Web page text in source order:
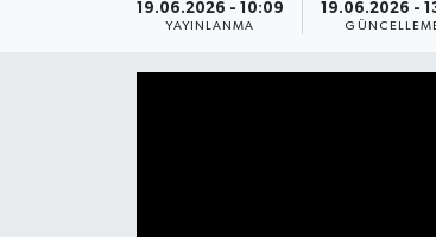
19.06.2026 - 10:09
YAYINLANMA
19.06.2026 -